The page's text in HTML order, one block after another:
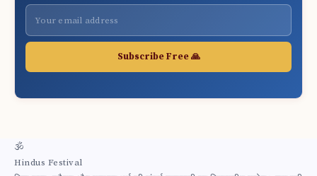
Subscribe Free 🙏
🕉
Hindus Festival